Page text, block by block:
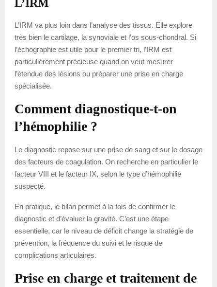
L’IRM
L’IRM va plus loin dans l’analyse des tissus. Elle explore
très bien le cartilage, la synoviale et l’os sous-chondral. Si
l’échographie est utile pour le premier tri, l’IRM est
particulièrement précieuse quand on veut mesurer
l’étendue des lésions ou préparer une prise en charge
spécialisée.
Comment diagnostique-t-on
l’hémophilie ?
Le diagnostic repose sur une prise de sang et sur le dosage
des facteurs de coagulation. On recherche en particulier le
facteur VIII et le facteur IX, selon le type d’hémophilie
suspecté.
En pratique, le bilan permet à la fois de confirmer le
diagnostic et d’évaluer la gravité. C’est une étape
essentielle, car le niveau de déficit change la stratégie de
prévention, la fréquence du suivi et le risque de
complications articulaires.
Prise en charge et traitement de